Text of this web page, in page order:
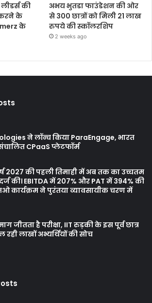
की
करने के
के
अभय भुतडा फाउंडेशन की ओर
से 300 छात्रों को मिली 21 लाख
रुपये की स्कॉलरशिप
2 weeks ago
ने लॉन्च किया ParaEngage, भारत
CPaaS प्लेटफॉर्म
2027 की पहली तिमाही में अब तक का उच्चतम
की। EBITDA में 207% और PAT में 394% की
कार्यक्रम ने पुरंतया व्यावसायीक चरण में
जीतता है परीक्षा, IIT रुड़की के इस पूर्व छात्र
लाखों अभ्यर्थियों की सोच